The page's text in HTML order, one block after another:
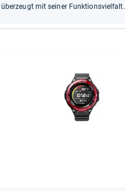
mit seiner Funktionsvielfalt.